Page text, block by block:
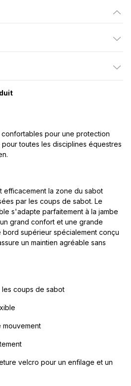
confortables pour une protection
toutes les disciplines équestres
efficacement la zone du sabot
par les coups de sabot. Le
s'adapte parfaitement à la jambe
grand confort et une grande
bord supérieur spécialement conçu
un maintien agréable sans
coups de sabot
mouvement
velcro pour un enfilage et un